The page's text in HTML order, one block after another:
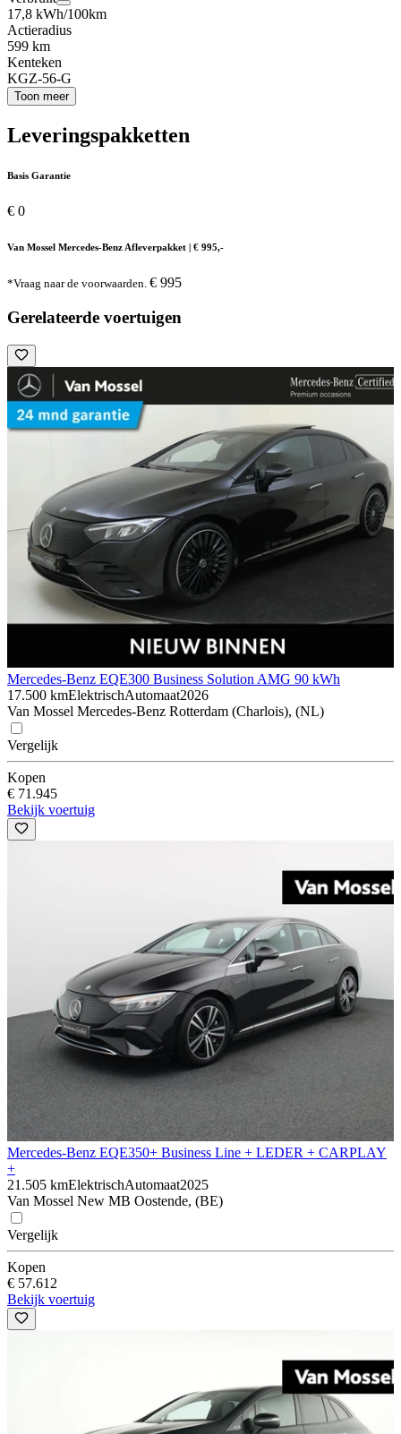
17,8 kWh/100km
Actieradius
599 km
Kenteken
KGZ-56-G
Toon meer
Leveringspakketten
Basis Garantie
€ 0
Van Mossel Mercedes-Benz Afleverpakket | € 995,-
*Vraag naar de voorwaarden. € 995
Gerelateerde voertuigen
Mercedes-Benz EQE300 Business Solution AMG 90 kWh
17.500 kmElektrischAutomaat2026
Van Mossel Mercedes-Benz Rotterdam (Charlois), (NL)
Vergelijk
Kopen
€ 71.945
Bekijk voertuig
Mercedes-Benz EQE350+ Business Line + LEDER + CARPLAY
+
21.505 kmElektrischAutomaat2025
Van Mossel New MB Oostende, (BE)
Vergelijk
Kopen
€ 57.612
Bekijk voertuig